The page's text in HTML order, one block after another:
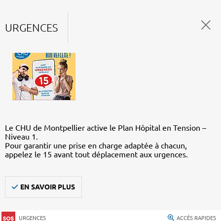
URGENCES
Le CHU de Montpellier active le Plan Hôpital en Tension –
Niveau 1.
Pour garantir une prise en charge adaptée à chacun,
appelez le 15 avant tout déplacement aux urgences.
EN SAVOIR PLUS
URGENCES ACCÈS RAPIDES